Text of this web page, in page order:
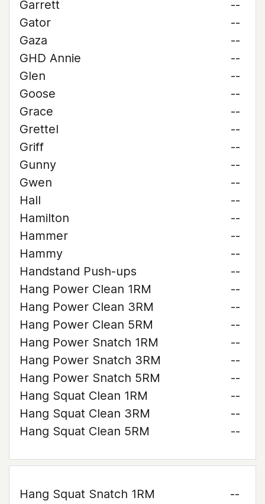
Garrett
--
Gator
--
Gaza
--
GHD Annie
--
Glen
--
Goose
--
Grace
--
Grettel
--
Griff
--
Gunny
--
Gwen
--
Hall
--
Hamilton
--
Hammer
--
Hammy
--
Handstand Push-ups
--
Hang Power Clean 1RM
--
Hang Power Clean 3RM
--
Hang Power Clean 5RM
--
Hang Power Snatch 1RM
--
Hang Power Snatch 3RM
--
Hang Power Snatch 5RM
--
Hang Squat Clean 1RM
--
Hang Squat Clean 3RM
--
Hang Squat Clean 5RM
--
Hang Squat Snatch 1RM
--